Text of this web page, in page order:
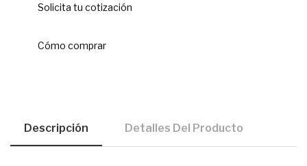
Solicita tu cotización
Cómo comprar
Descripción Detalles Del Producto